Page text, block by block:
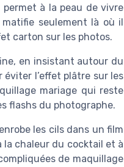
à la peau de vivre
seulement là où il
carton sur les photos.
en insistant autour du
l’effet plâtre sur les
mariage qui reste
flashs du photographe.
les cils dans un film
la chaleur du cocktail et à
de maquillage